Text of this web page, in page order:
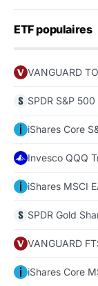
ETF populaires
VANGUARD
SPDR S&P
iShares Core
Invesco QQQ
iShares MSCI
SPDR Gold
VANGUARD
iShares Core